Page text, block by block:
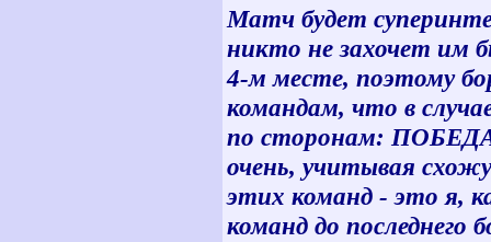
Матч будет
никто не захочет им
4-м месте, поэтому
командам, что в
по сторонам:
очень, учитывая
этих команд - это я,
команд до